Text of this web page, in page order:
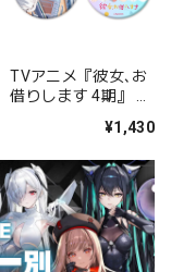
TVアニメ『彼女､お
借りします 4期』 オ
セット 更科瑠夏¥1,430